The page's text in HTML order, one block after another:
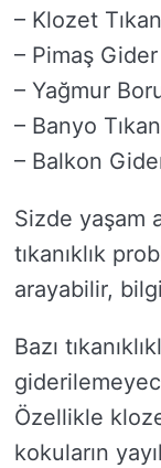
– Klozet
– Pimaş Gider
– Yağmur
– Banyo
– Balkon
Sizde yaşam
tıkanıklık
arayabilir,
Bazı
Özellikle
kokuların